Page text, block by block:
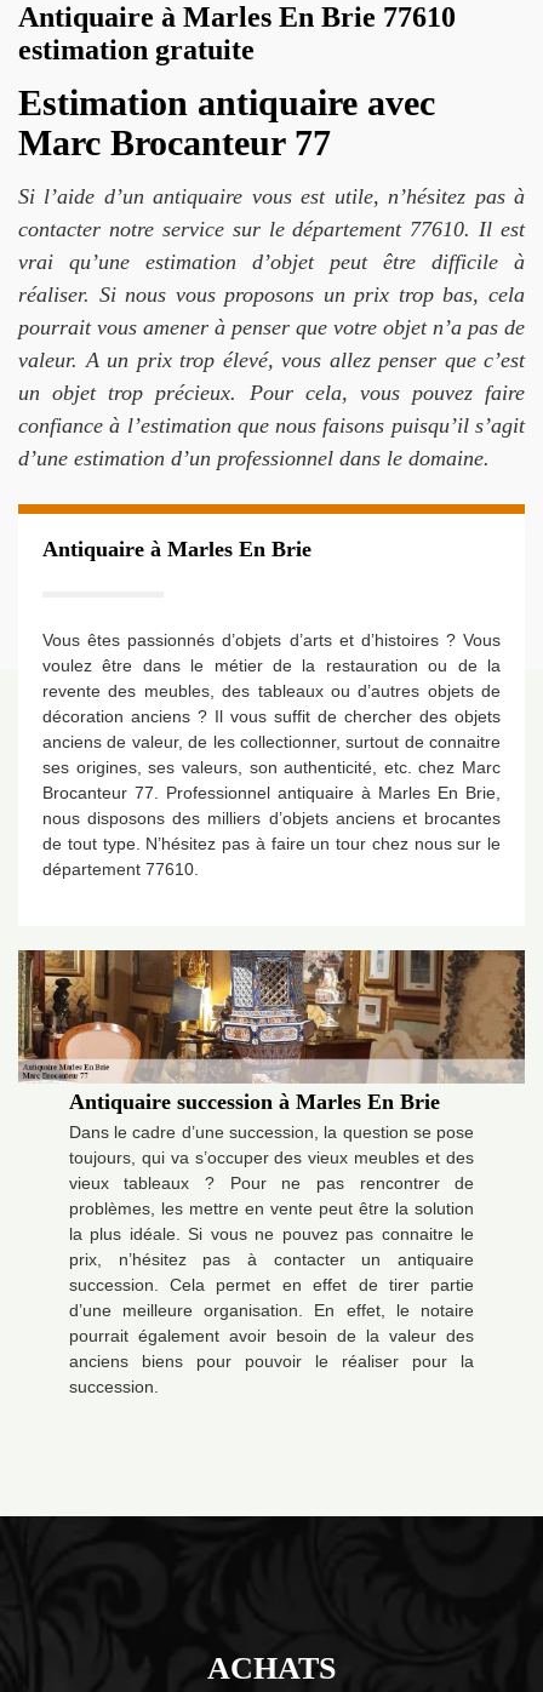
Antiquaire à Marles En Brie 77610
estimation gratuite
Estimation antiquaire avec
Marc Brocanteur 77
Si l’aide d’un antiquaire vous est utile, n’hésitez pas à
contacter notre service sur le département 77610. Il est
vrai qu’une estimation d’objet peut être difficile à
réaliser. Si nous vous proposons un prix trop bas, cela
pourrait vous amener à penser que votre objet n’a pas de
valeur. A un prix trop élevé, vous allez penser que c’est
un objet trop précieux. Pour cela, vous pouvez faire
confiance à l’estimation que nous faisons puisqu’il s’agit
d’une estimation d’un professionnel dans le domaine.
Antiquaire à Marles En Brie
Vous êtes passionnés d’objets d’arts et d’histoires ? Vous
voulez être dans le métier de la restauration ou de la
revente des meubles, des tableaux ou d’autres objets de
décoration anciens ? Il vous suffit de chercher des objets
anciens de valeur, de les collectionner, surtout de connaitre
ses origines, ses valeurs, son authenticité, etc. chez Marc
Brocanteur 77. Professionnel antiquaire à Marles En Brie,
nous disposons des milliers d’objets anciens et brocantes
de tout type. N’hésitez pas à faire un tour chez nous sur le
département 77610.
Antiquaire succession à Marles En Brie
Dans le cadre d’une succession, la question se pose
toujours, qui va s’occuper des vieux meubles et des
vieux tableaux ? Pour ne pas rencontrer de
problèmes, les mettre en vente peut être la solution
la plus idéale. Si vous ne pouvez pas connaitre le
prix, n’hésitez pas à contacter un antiquaire
succession. Cela permet en effet de tirer partie
d’une meilleure organisation. En effet, le notaire
pourrait également avoir besoin de la valeur des
anciens biens pour pouvoir le réaliser pour la
succession.
ACHATS